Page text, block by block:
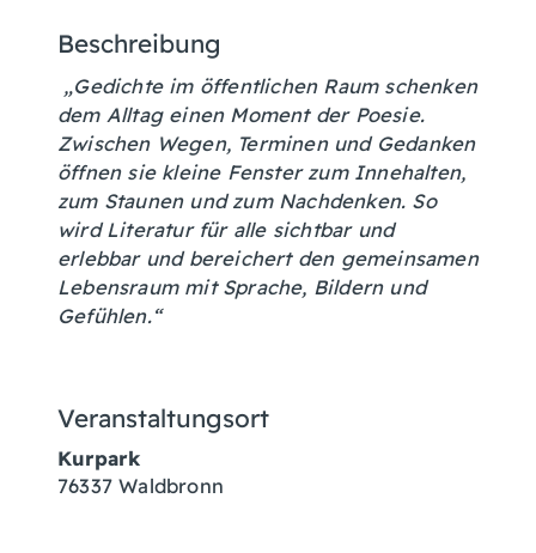
Beschreibung
„Gedichte im öffentlichen Raum schenken
dem Alltag einen Moment der Poesie.
Zwischen Wegen, Terminen und Gedanken
öffnen sie kleine Fenster zum Innehalten,
zum Staunen und zum Nachdenken. So
wird Literatur für alle sichtbar und
erlebbar und bereichert den gemeinsamen
Lebensraum mit Sprache, Bildern und
Gefühlen.“
Veranstaltungsort
Kurpark
76337 Waldbronn